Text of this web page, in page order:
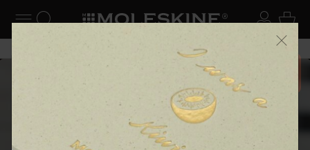
ナビゲーションの切替 ログ
検索 (キーワードなど) カ
6,500円以上のご購入で送料無料 メニ
ーを閉じる
スライド表示0